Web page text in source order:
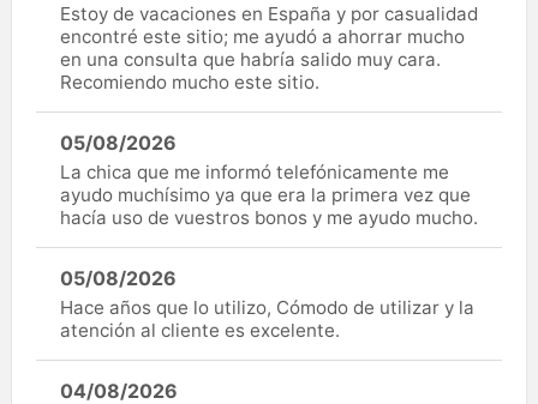
Estoy de vacaciones en España y por casualidad
encontré este sitio; me ayudó a ahorrar mucho
en una consulta que habría salido muy cara.
Recomiendo mucho este sitio.
05/08/2026
La chica que me informó telefónicamente me
ayudo muchísimo ya que era la primera vez que
hacía uso de vuestros bonos y me ayudo mucho.
05/08/2026
Hace años que lo utilizo, Cómodo de utilizar y la
atención al cliente es excelente.
04/08/2026